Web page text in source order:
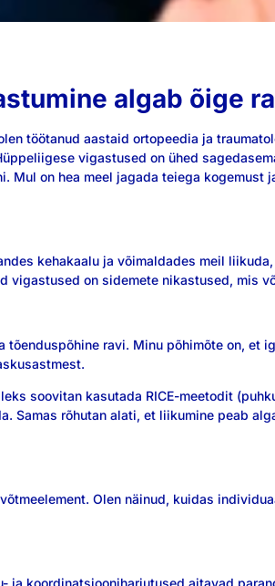
algab õige
töötanud aastaid ortopeedia ja
vigastused on ühed
on hea meel jagada teiega
kehakaalu ja võimaldades meil
vigastused on sidemete nikastused, mis
tõenduspõhine ravi. Minu põhimõte on,
soovitan kasutada RICE-meetodit
Samas rõhutan alati, et liikumine peab
Olen näinud, kuidas
ja koordinatsiooniharjutused aitavad